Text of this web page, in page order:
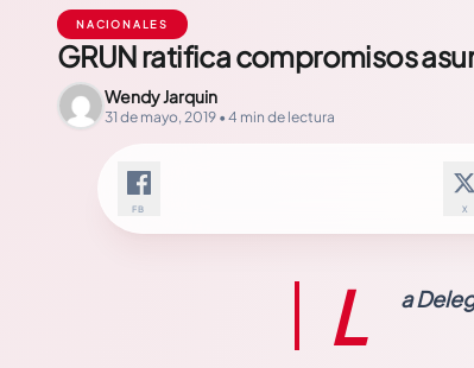
NACIONALES
GRUN ratifica compromisos
Wendy Jarquin
31 de mayo, 2019 • 4 min de lectura
FB X
L
a